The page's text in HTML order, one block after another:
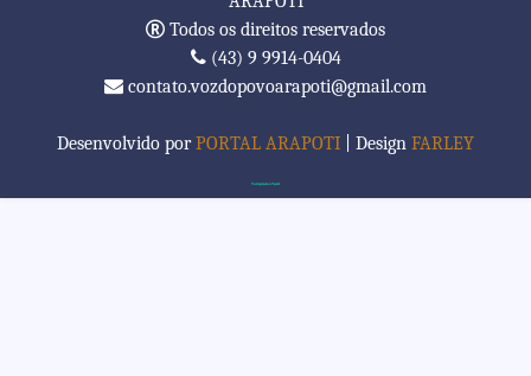
ARAPOTI
Todos os direitos reservados
(43) 9 9914-0404
contato.vozdopovoarapoti@gmail.com
Desenvolvido por | Design
TemplatesYard